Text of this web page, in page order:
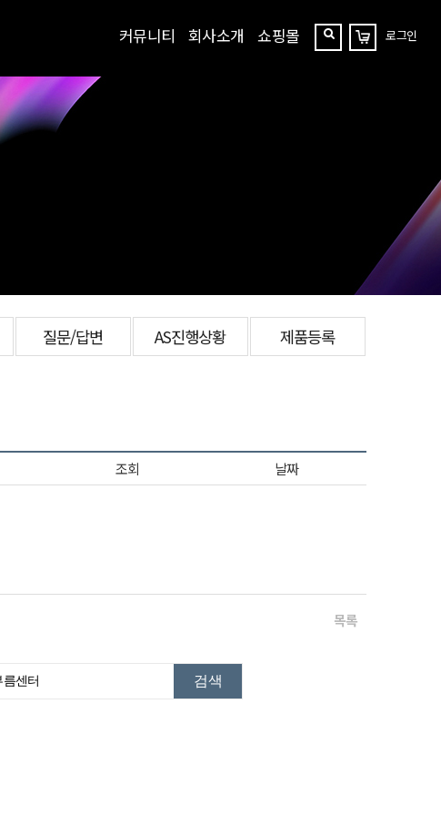
커뮤니티 회사소개 쇼핑몰
찾
장
바
로그인
질문/답변 AS진행상황 제품등록
조회 날짜
목록